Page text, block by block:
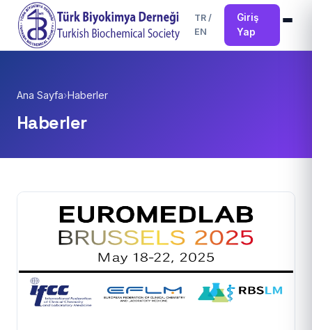
TR /
EN
Giriş
Yap
Ana Sayfa›Haberler
Haberler